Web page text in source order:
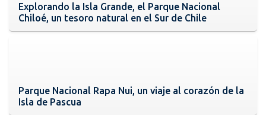
Explorando la Isla Grande, el Parque Nacional
Chiloé, un tesoro natural en el Sur de Chile
Parque Nacional Rapa Nui, un viaje al corazón de la
Isla de Pascua